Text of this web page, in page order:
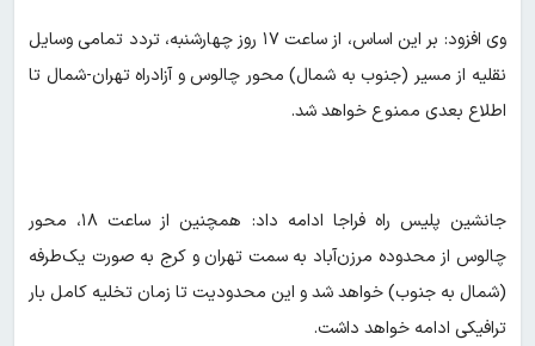
وی افزود: بر این اساس، از ساعت ۱۷ روز چهارشنبه، تردد تمامی وسایل
نقلیه از مسیر (جنوب به شمال) محور چالوس و آزادراه تهران-شمال تا
اطلاع بعدی ممنوع خواهد شد.
جانشین پلیس راه فراجا ادامه داد: همچنین از ساعت ۱۸، محور
چالوس از محدوده مرزن‌آباد به سمت تهران و کرج به صورت یک‌طرفه
(شمال به جنوب) خواهد شد و این محدودیت تا زمان تخلیه کامل بار
ترافیکی ادامه خواهد داشت.